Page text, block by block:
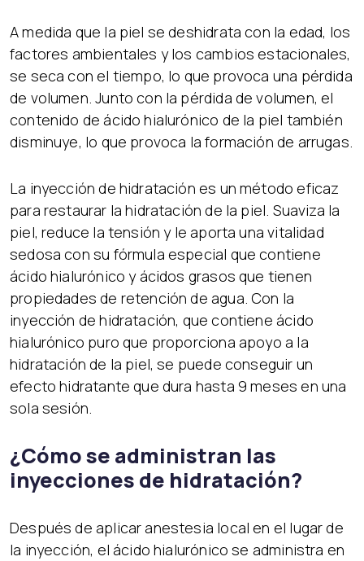
A medida que la piel se deshidrata con la edad, los
factores ambientales y los cambios estacionales,
se seca con el tiempo, lo que provoca una pérdida
de volumen. Junto con la pérdida de volumen, el
contenido de ácido hialurónico de la piel también
disminuye, lo que provoca la formación de arrugas.
La inyección de hidratación es un método eficaz
para restaurar la hidratación de la piel. Suaviza la
piel, reduce la tensión y le aporta una vitalidad
sedosa con su fórmula especial que contiene
ácido hialurónico y ácidos grasos que tienen
propiedades de retención de agua. Con la
inyección de hidratación, que contiene ácido
hialurónico puro que proporciona apoyo a la
hidratación de la piel, se puede conseguir un
efecto hidratante que dura hasta 9 meses en una
sola sesión.
¿Cómo se administran las
inyecciones de hidratación?
Después de aplicar anestesia local en el lugar de
la inyección, el ácido hialurónico se administra en